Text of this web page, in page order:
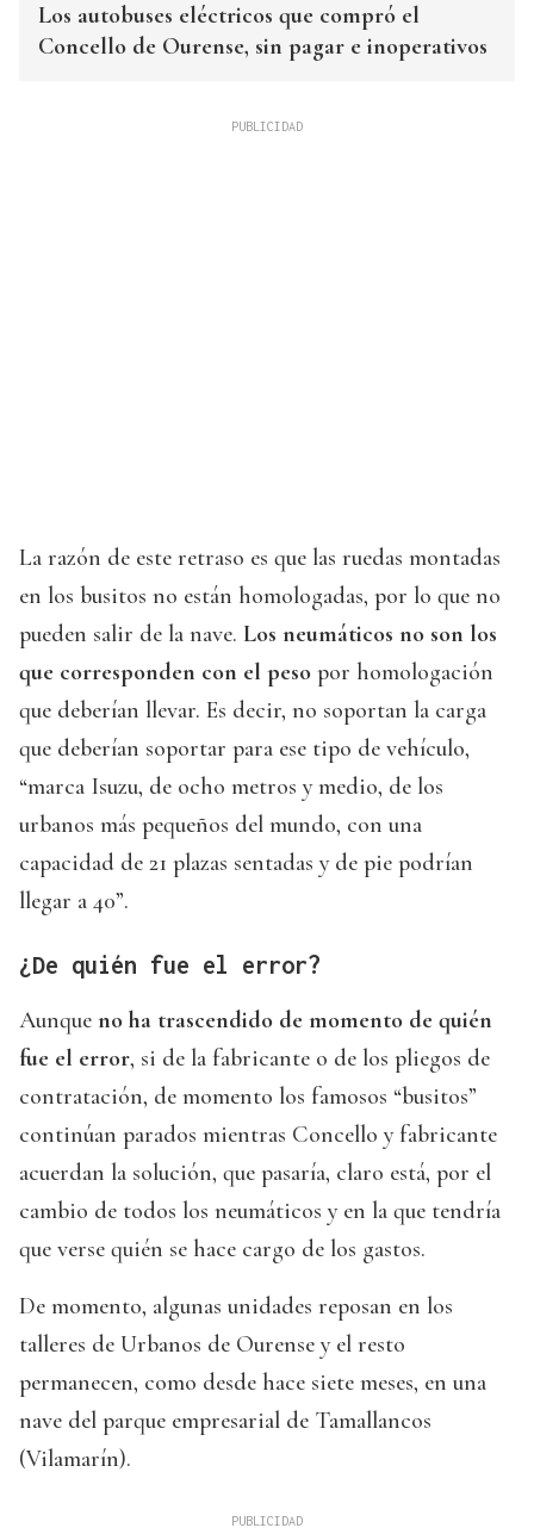
Los autobuses eléctricos que compró el
Concello de Ourense, sin pagar e inoperativos
La razón de este retraso es que las ruedas montadas
en los busitos no están homologadas, por lo que no
pueden salir de la nave. Los neumáticos no son los
que corresponden con el peso por homologación
que deberían llevar. Es decir, no soportan la carga
que deberían soportar para ese tipo de vehículo,
“marca Isuzu, de ocho metros y medio, de los
urbanos más pequeños del mundo, con una
capacidad de 21 plazas sentadas y de pie podrían
llegar a 40”.
¿De quién fue el error?
Aunque no ha trascendido de momento de quién
fue el error, si de la fabricante o de los pliegos de
contratación, de momento los famosos “busitos”
continúan parados mientras Concello y fabricante
acuerdan la solución, que pasaría, claro está, por el
cambio de todos los neumáticos y en la que tendría
que verse quién se hace cargo de los gastos.
De momento, algunas unidades reposan en los
talleres de Urbanos de Ourense y el resto
permanecen, como desde hace siete meses, en una
nave del parque empresarial de Tamallancos
(Vilamarín).